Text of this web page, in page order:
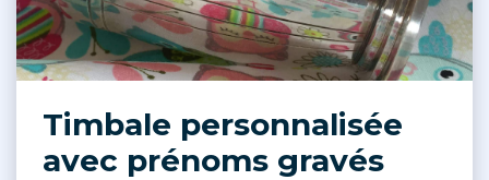
Timbale personnalisée
avec prénoms gravés